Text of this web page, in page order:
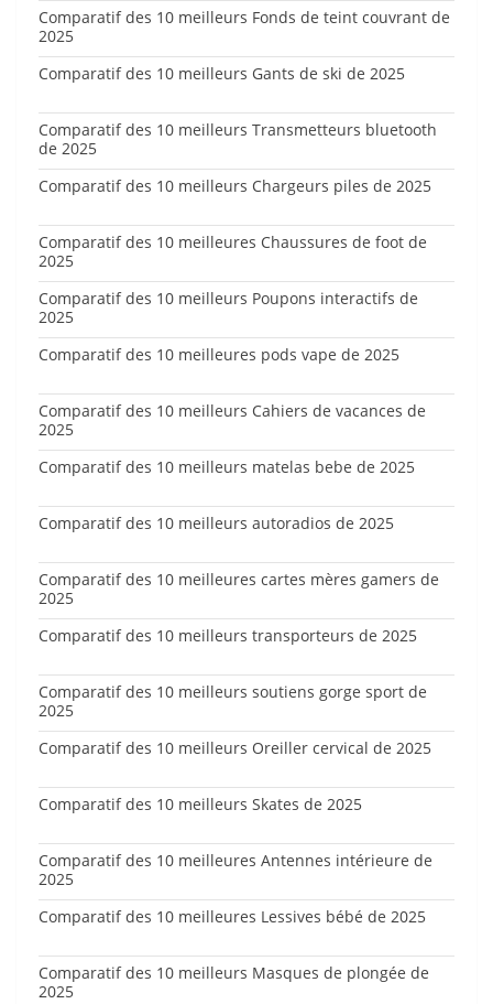
Comparatif des 10 meilleurs Fonds de teint couvrant de
2025
Comparatif des 10 meilleurs Gants de ski de 2025
Comparatif des 10 meilleurs Transmetteurs bluetooth
de 2025
Comparatif des 10 meilleurs Chargeurs piles de 2025
Comparatif des 10 meilleures Chaussures de foot de
2025
Comparatif des 10 meilleurs Poupons interactifs de
2025
Comparatif des 10 meilleures pods vape de 2025
Comparatif des 10 meilleurs Cahiers de vacances de
2025
Comparatif des 10 meilleurs matelas bebe de 2025
Comparatif des 10 meilleurs autoradios de 2025
Comparatif des 10 meilleures cartes mères gamers de
2025
Comparatif des 10 meilleurs transporteurs de 2025
Comparatif des 10 meilleurs soutiens gorge sport de
2025
Comparatif des 10 meilleurs Oreiller cervical de 2025
Comparatif des 10 meilleurs Skates de 2025
Comparatif des 10 meilleures Antennes intérieure de
2025
Comparatif des 10 meilleures Lessives bébé de 2025
Comparatif des 10 meilleurs Masques de plongée de
2025